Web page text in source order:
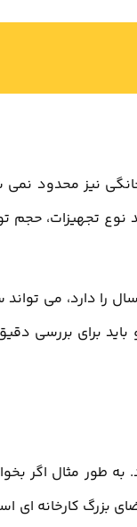
نیز محدود نمی
تجهیزات، حجم
برای بررسی
طور مثال اگر
بزرگ کارخانه ای